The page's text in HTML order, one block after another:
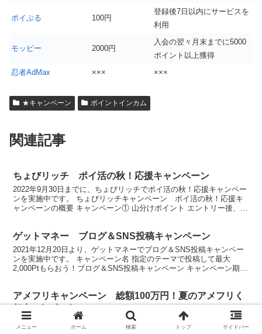
ポイぷる 100円
登録後7日以内にサービスを
利用
モッピー 2000円
入会の翌々月末までに5000
ポイント以上獲得
忍者AdMax
××× ×××
★キャンペーン ポイントインカム
関連記事
ちょびリッチ ポイ活の秋！応援キャンペーン
2022年9月30日までに、ちょびリッチでポイ活の秋！応援キャンペー
ンを実施中です。 ちょびリッチキャンペーン ポイ活の秋！応援キ
ャンペーンの概要 キャンペーン① 山分けポイント エントリー後、対
ゲットマネー ブログ＆SNS投稿キャンペーン
2021年12月20日より、ゲットマネーでブログ＆SNS投稿キャンペー
ンを実施中です。 キャンペーン名 指定のテーマで投稿して最大
2,000Ptもらおう！ブログ＆SNS投稿キャンペーン キャンペーン期間
アメフリキャンペーン 総額100万円！夏のアメフリく
じキャンペーン
2023年7月1日（土） ～ 7月31日（月）まで、アメフリで夏のアメフ
リくじキャンペーンを実施中です。ボーナスポイント総額はなんと
メニュー ホーム 検索 トップ サイドバー